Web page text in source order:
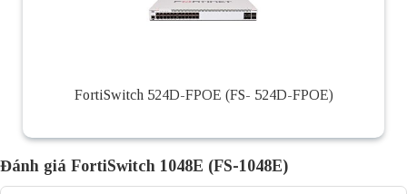
FortiSwitch 524D-FPOE (FS- 524D-FPOE)
Đánh giá FortiSwitch 1048E (FS-1048E)